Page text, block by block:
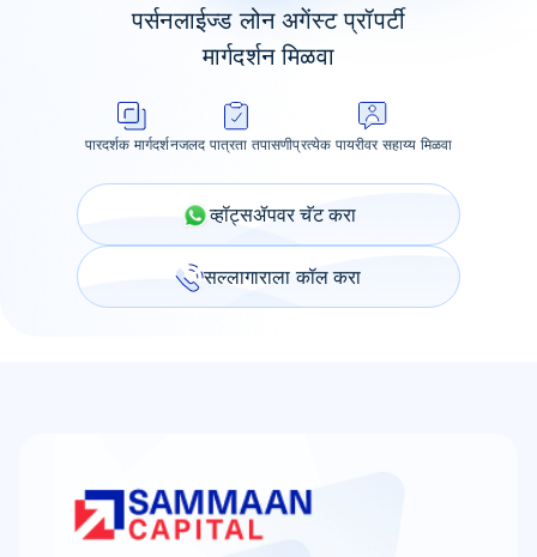
पर्सनलाईज्ड लोन अगेंस्ट प्रॉपर्टी
मार्गदर्शन मिळवा
पारदर्शक मार्गदर्शनजलद पात्रता तपासणीप्रत्येक पायरीवर सहाय्य मिळवा
व्हॉट्सॲपवर चॅट करा
सल्लागाराला कॉल करा